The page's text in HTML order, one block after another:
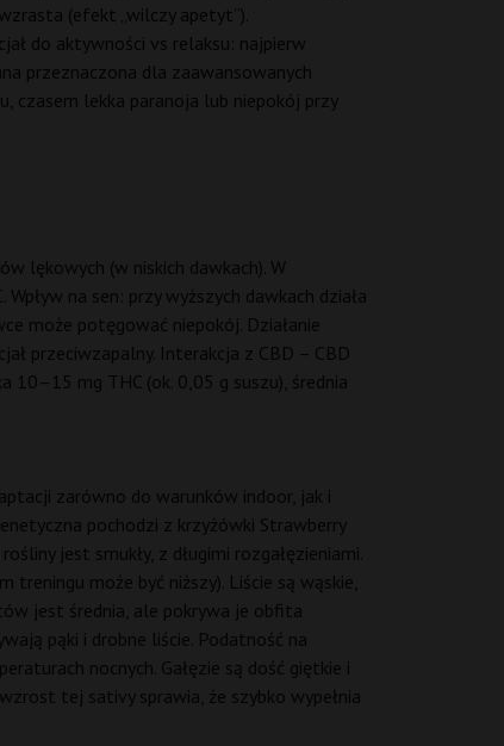
(efekt „wilczy apetyt”).
do aktywności vs relaksu: najpierw
przeznaczona dla zaawansowanych
czasem lekka paranoja lub niepokój przy
lękowych (w niskich dawkach). W
na sen: przy wyższych dawkach działa
może potęgować niepokój. Działanie
przeciwzapalny. Interakcja z CBD – CBD
10–15 mg THC (ok. 0,05 g suszu), średnia
zarówno do warunków indoor, jak i
pochodzi z krzyżówki Strawberry
jest smukły, z długimi rozgałęzieniami.
może być niższy). Liście są wąskie,
jest średnia, ale pokrywa je obfita
pąki i drobne liście. Podatność na
nocnych. Gałęzie są dość giętkie i
tej sativy sprawia, że szybko wypełnia